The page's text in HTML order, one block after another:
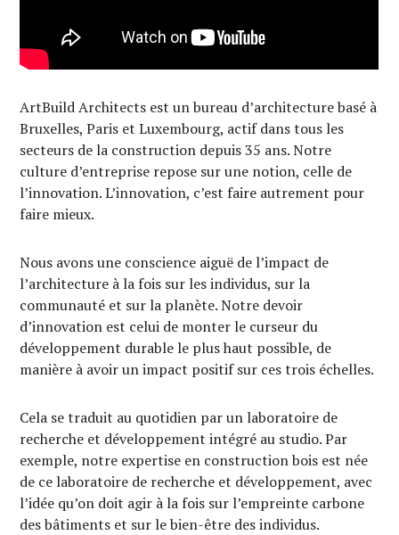
ArtBuild Architects est un bureau d’architecture basé à
Bruxelles, Paris et Luxembourg, actif dans tous les
secteurs de la construction depuis 35 ans. Notre
culture d’entreprise repose sur une notion, celle de
l’innovation. L’innovation, c’est faire autrement pour
faire mieux.
Nous avons une conscience aiguë de l’impact de
l’architecture à la fois sur les individus, sur la
communauté et sur la planète. Notre devoir
d’innovation est celui de monter le curseur du
développement durable le plus haut possible, de
manière à avoir un impact positif sur ces trois échelles.
Cela se traduit au quotidien par un laboratoire de
recherche et développement intégré au studio. Par
exemple, notre expertise en construction bois est née
de ce laboratoire de recherche et développement, avec
l’idée qu’on doit agir à la fois sur l’empreinte carbone
des bâtiments et sur le bien-être des individus.